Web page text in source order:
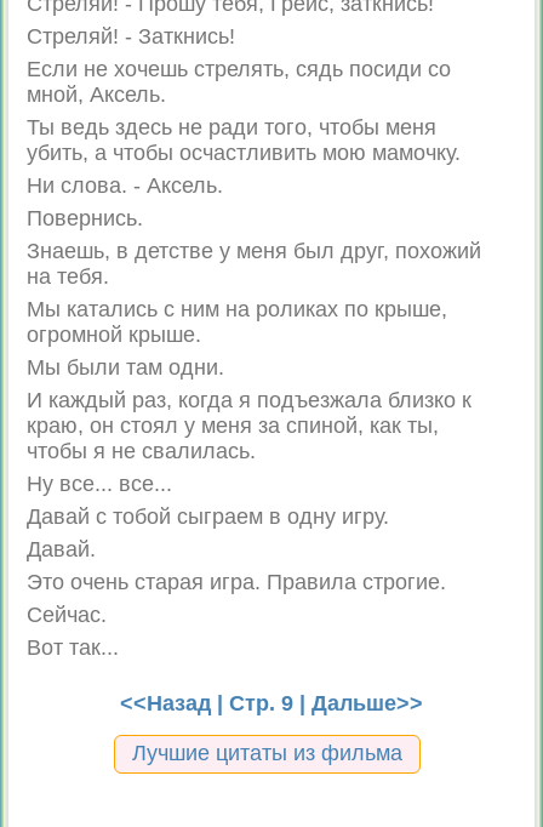
Стреляй! - Заткнись!
Если не хочешь стрелять, сядь посиди со
мной, Аксель.
Ты ведь здесь не ради того, чтобы меня
убить, а чтобы осчастливить мою мамочку.
Ни слова. - Аксель.
Повернись.
Знаешь, в детстве у меня был друг, похожий
на тебя.
Мы катались с ним на роликах по крыше,
огромной крыше.
Мы были там одни.
И каждый раз, когда я подъезжала близко к
краю, он стоял у меня за спиной, как ты,
чтобы я не свалилась.
Ну все... все...
Давай с тобой сыграем в одну игру.
Давай.
Это очень старая игра. Правила строгие.
Сейчас.
Вот так...
<<Назад | Стр. 9 | Дальше>>
Лучшие цитаты из фильма